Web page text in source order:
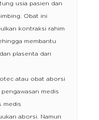
usia pasien dan
Obat ini
kontraksi rahim
membantu
plasenta dari
atau obat aborsi
medis
medis
aborsi. Namun